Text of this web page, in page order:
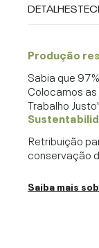
DETALHES
Produção
Sabia que
Colocamos
Trabalho
Retribuição
conservação
Saiba mais